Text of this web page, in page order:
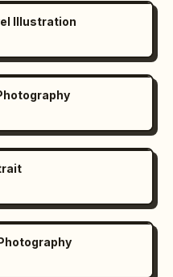
Illustration